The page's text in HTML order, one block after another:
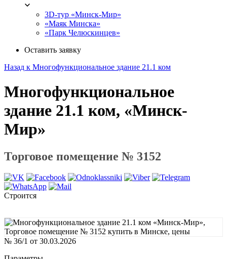
3D-тур «Минск-Мир»
«Маяк Минска»
«Парк Челюскинцев»
Оставить заявку
Назад к Многофункциональное здание 21.1 ком
Многофункциональное
здание 21.1 ком, «Минск-
Мир»
Торговое помещение № 3152
Строится
№ 36/1 от 30.03.2026